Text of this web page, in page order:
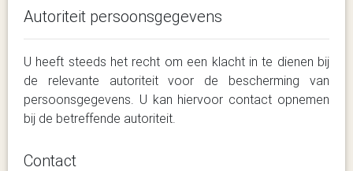
Autoriteit persoonsgegevens
U heeft steeds het recht om een klacht in te dienen bij
de relevante autoriteit voor de bescherming van
persoonsgegevens. U kan hiervoor contact opnemen
bij de betreffende autoriteit.
Contact